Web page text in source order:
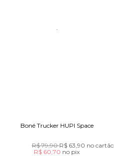
Boné Trucker HUPI Space
R$ 79,90R$ 63,90 no cartão
R$ 60,70 no pix